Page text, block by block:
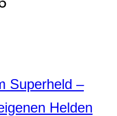
Superheld –
Helden